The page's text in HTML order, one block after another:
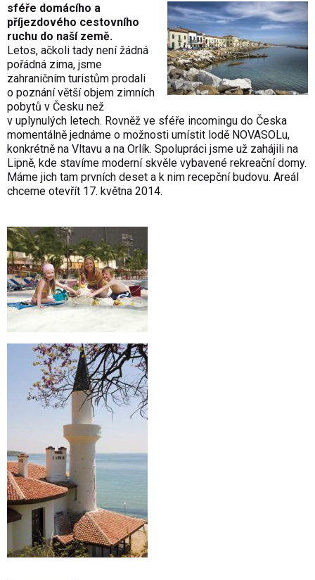
sféře domácího a
příjezdového cestovního
ruchu do naší země.
Letos, ačkoli tady není žádná
pořádná zima, jsme
zahraničním turistům prodali
o poznání větší objem zimních
pobytů v Česku než
v uplynulých letech. Rovněž ve sféře incomingu do Česka
momentálně jednáme o možnosti umístit lodě NOVASOLu,
konkrétně na Vltavu a na Orlík. Spolupráci jsme už zahájili na
Lipně, kde stavíme moderní skvěle vybavené rekreační domy.
Máme jich tam prvních deset a k nim recepční budovu. Areál
chceme otevřít 17. května 2014.